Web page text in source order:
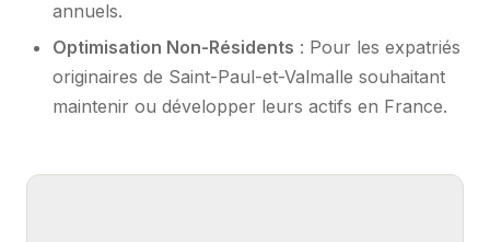
annuels.
Optimisation Non-Résidents : Pour les expatriés
originaires de Saint-Paul-et-Valmalle souhaitant
maintenir ou développer leurs actifs en France.